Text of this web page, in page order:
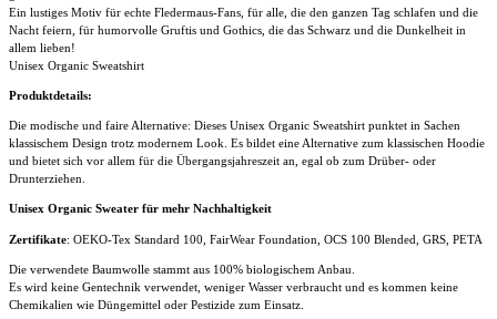
Ein lustiges Motiv für echte Fledermaus-Fans, für alle, die den ganzen Tag schlafen und die
Nacht feiern, für humorvolle Gruftis und Gothics, die das Schwarz und die Dunkelheit in
allem lieben!
Unisex Organic Sweatshirt
Produktdetails:
Die modische und faire Alternative: Dieses Unisex Organic Sweatshirt punktet in Sachen
klassischem Design trotz modernem Look. Es bildet eine Alternative zum klassischen Hoodie
und bietet sich vor allem für die Übergangsjahreszeit an, egal ob zum Drüber- oder
Drunterziehen.
Unisex Organic Sweater für mehr Nachhaltigkeit
Zertifikate: OEKO-Tex Standard 100, FairWear Foundation, OCS 100 Blended, GRS, PETA
Die verwendete Baumwolle stammt aus 100% biologischem Anbau.
Es wird keine Gentechnik verwendet, weniger Wasser verbraucht und es kommen keine
Chemikalien wie Düngemittel oder Pestizide zum Einsatz.